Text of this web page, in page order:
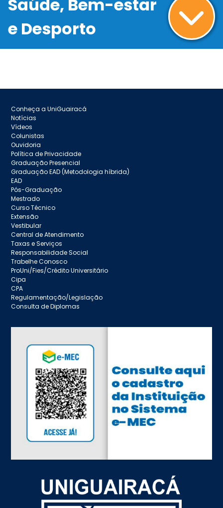
Saúde, Bem-estar
e Desporto
Conheça a UniGuairacá
Notícias
Vídeos
Colunistas
Ouvidoria
Política de Privacidade
Graduação Presencial
Graduação EAD (Metodologia híbrida)
EAD
Pós-Graduação
Mestrado
Curso Técnico
Extensão
Vestibular
Central de Atendimento
Taxas e Serviços
Responsabilidade Social
Trabelhe Conosco
ProUni/Fies/Crédito Universitário
Cipa
CPA
Regulamentação/Legislação
Consulta de Diplomas